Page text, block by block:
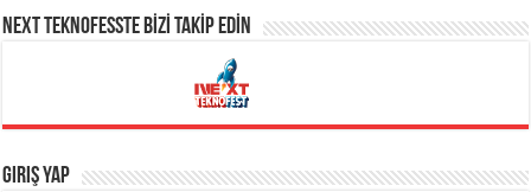
NEXT TEKNOFESSTE BİZİ TAKİP EDİN
Giriş Yap